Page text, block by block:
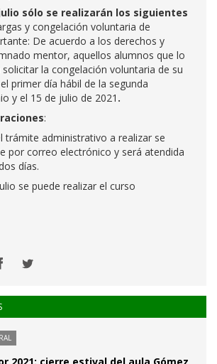
sólo se realizarán los siguientes
y congelación voluntaria de
De acuerdo a los derechos y
mentor, aquellos alumnos que lo
la congelación voluntaria de su
primer día hábil de la segunda
y el 15 de julio de 2021 .
:
trámite administrativo a realizar se
por correo electrónico y será atendida
días.
se puede realizar el curso